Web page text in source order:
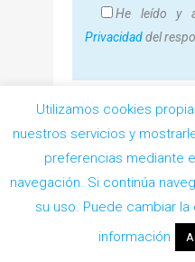
He leído y
Privacidaddel
Utilizamos cookies
nuestros servicios y
preferencias mediante
navegación. Si continúa
su uso. Puede cambiar
información